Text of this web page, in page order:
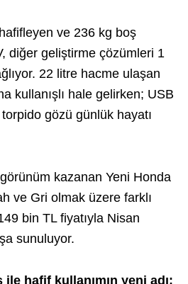
ve 236 kg boş
diğer geliştirme çözümleri 1
22 litre hacme ulaşan
kullanışlı hale gelirken; USB
gözü günlük hayatı
kazanan Yeni Honda
ve Gri olmak üzere farklı
bin TL fiyatıyla Nisan
sunuluyor.
hafif kullanımın yeni adı: